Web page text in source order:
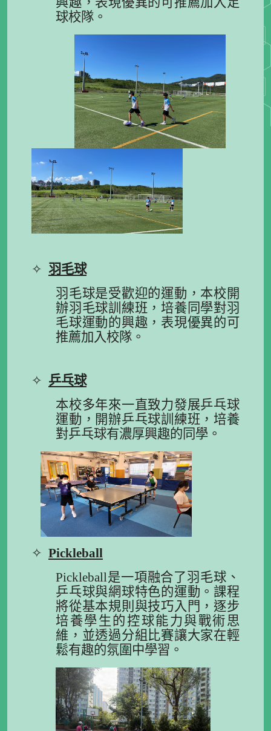
球校隊。
✧ 羽毛球
羽毛球是受歡迎的運動，本校開
辦羽毛球訓練班，培養同學對羽
毛球運動的興趣，表現優異的可
推薦加入校隊。
✧ 乒乓球
本校多年來一直致力發展乒乓球
運動，開辦乒乓球訓練班，培養
對乒乓球有濃厚興趣的 同學。
✧ Pickleball
Pickleball是一項融合了羽毛球、
乒乓球與網球特色的運動。課程
將從基本規則與技巧入門，逐步
培養學生的控球能力與戰術思
維，並透過分組比賽讓大家在輕
鬆有趣的氛圍中學習。